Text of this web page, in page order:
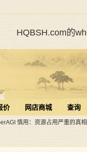
HQBSH.com的
价 网店商城 查询
慎用：资源占用严重的真相